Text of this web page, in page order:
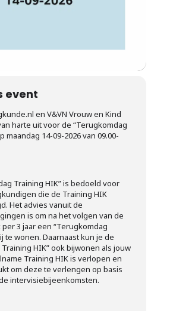
event
en V&VN Vrouw en Kind
harte uit voor de “Terugkomdag
maandag 14-09-2026 van 09.00-
Training HIK” is bedoeld voor
die de Training HIK
Het advies vanuit de
is om na het volgen van de
per 3 jaar een “Terugkomdag
te wonen. Daarnaast kun je de
HIK” ook bijwonen als jouw
Training HIK is verlopen en
om deze te verlengen op basis
intervisiebijeenkomsten.